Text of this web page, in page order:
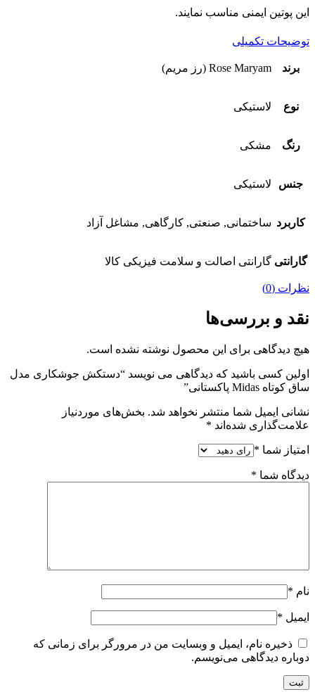
این پوتین ایمنی مناسب نمایند.
توضیحات تکمیلی
برند Rose Maryam (رز مریم)
نوع لاستیکی
رنگ مشکی
جنس لاستیکی
کاربرد ساختمانی, صنعتی, کارگاهی, مشاغل آزاد
گارانتی گارانتی اصالت و سلامت فیزیکی کالا
نظرات (0)
نقد و بررسی‌ها
هیچ دیدگاهی برای این محصول نوشته نشده است.
اولین کسی باشید که دیدگاهی می نویسد “دستکش جوشکاری مدل
ساق کوتاه Midas پاکستانی”
نشانی ایمیل شما منتشر نخواهد شد. بخش‌های موردنیاز
علامت‌گذاری شده‌اند *
امتیاز شما *
دیدگاه شما *
نام *
ایمیل *
ذخیره نام، ایمیل و وبسایت من در مرورگر برای زمانی که
دوباره دیدگاهی می‌نویسم.